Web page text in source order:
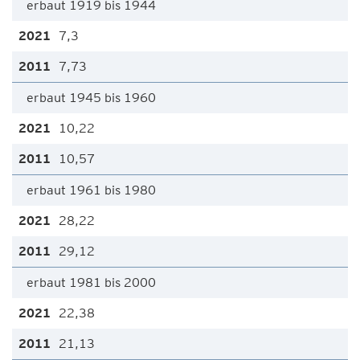
erbaut 1919 bis 1944
7,3
7,73
erbaut 1945 bis 1960
10,22
10,57
erbaut 1961 bis 1980
28,22
29,12
erbaut 1981 bis 2000
22,38
21,13